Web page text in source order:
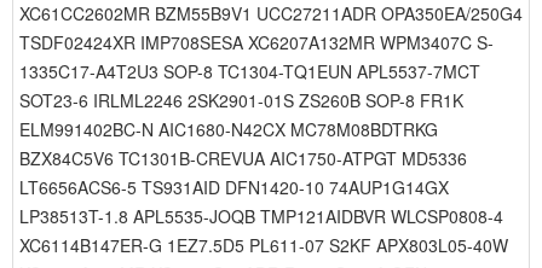
XC61CC2602MR BZM55B9V1 UCC27211ADR OPA350EA/250G4
TSDF02424XR IMP708SESA XC6207A132MR WPM3407C S-
1335C17-A4T2U3 SOP-8 TC1304-TQ1EUN APL5537-7MCT
SOT23-6 IRLML2246 2SK2901-01S ZS260B SOP-8 FR1K
ELM991402BC-N AIC1680-N42CX MC78M08BDTRKG
BZX84C5V6 TC1301B-CREVUA AIC1750-ATPGT MD5336
LT6656ACS6-5 TS931AID DFN1420-10 74AUP1G14GX
LP38513T-1.8 APL5535-JOQB TMP121AIDBVR WLCSP0808-4
XC6114B147ER-G 1EZ7.5D5 PL611-07 S2KF APX803L05-40W